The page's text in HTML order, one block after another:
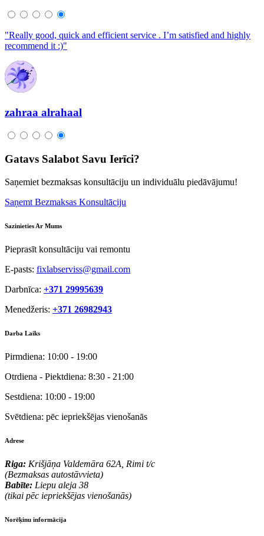
"Really good, quick and efficient service . I’m satisfied and highly
recommend it :)"
zahraa alrahaal
Gatavs Salabot Savu Ierīci?
Saņemiet bezmaksas konsultāciju un individuālu piedāvājumu!
Saņemt Bezmaksas Konsultāciju
Sazinieties Ar Mums
Pieprasīt konsultāciju vai remontu
E-pasts: fixlabserviss@gmail.com
Darbnīca: +371 29995639
Menedžeris: +371 26982943
Darba Laiks
Pirmdiena: 10:00 - 19:00
Otrdiena - Piektdiena: 8:30 - 21:00
Sestdiena: 10:00 - 19:00
Svētdiena: pēc iepriekšējas vienošanās
Adrese
Riga: Krišjāņa Valdemāra 62A, Rimi t/c
(Bezmaksas autostāvvieta)
Babīte: Liepu aleja 38
(tikai pēc iepriekšējas vienošanās)
Norēķinu informācija